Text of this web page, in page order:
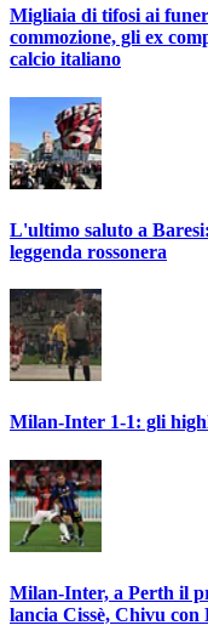
Migliaia di tifosi ai
commozione, gli ex
calcio italiano
L'ultimo saluto a
leggenda rossonera
Milan-Inter 1-1: gli
Milan-Inter, a Perth il
lancia Cissè, Chivu